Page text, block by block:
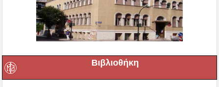
Βιβλιοθήκη